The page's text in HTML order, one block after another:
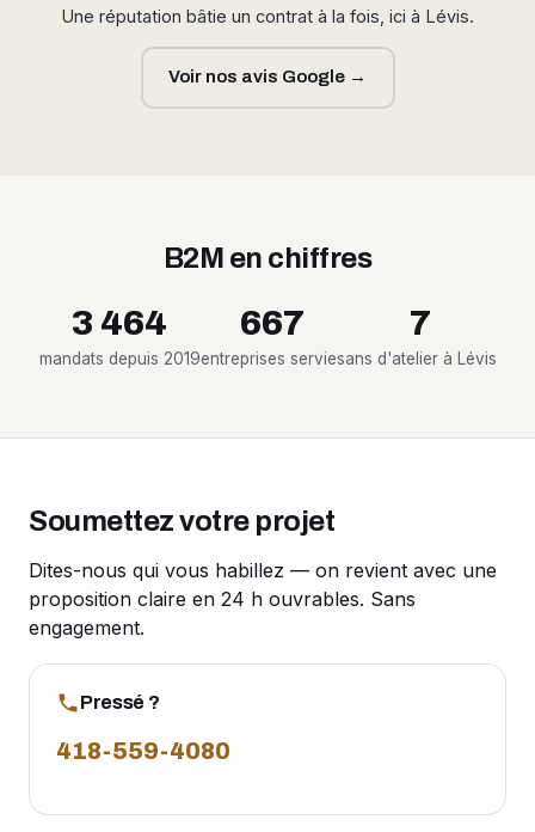
Une réputation bâtie un contrat à la fois, ici à Lévis.
Voir nos avis Google →
B2M en chiffres
3 464
mandats depuis 2019
667
entreprises servies
7
ans d'atelier à Lévis
Soumettez votre projet
Dites-nous qui vous habillez — on revient avec une
proposition claire en 24 h ouvrables. Sans
engagement.
Pressé ?
418-559-4080